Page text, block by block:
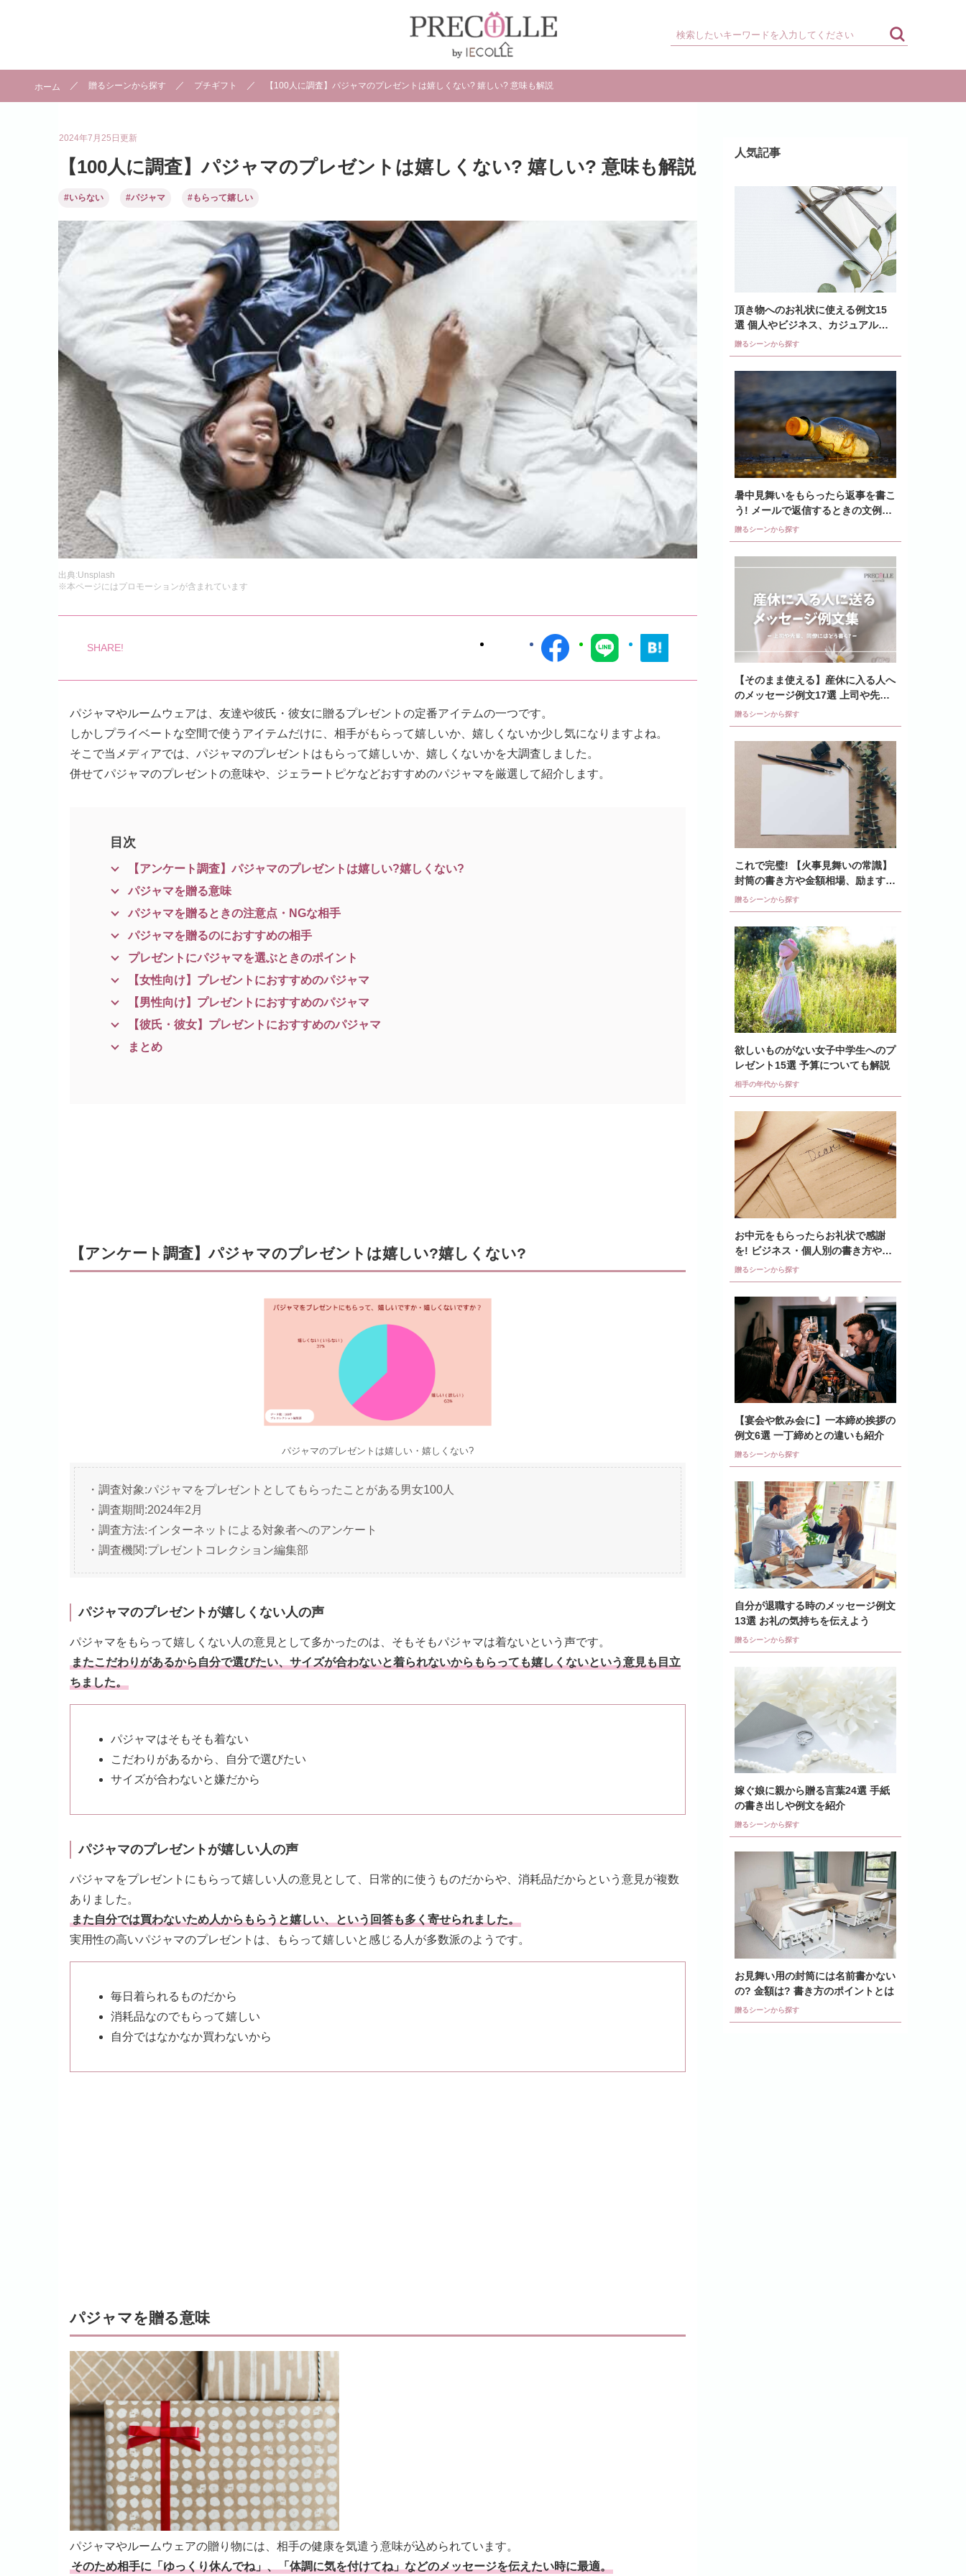
ホーム 贈るシーンから探す プチギフト 【100人に調査】パジャマのプレゼントは嬉しくない? 嬉しい? 意味も解説
2024年7月25日更新
【100人に調査】パジャマのプレゼントは嬉しくない? 嬉しい? 意味も解説
#いらない #パジャマ #もらって嬉しい
出典:Unsplash
※本ページにはプロモーションが含まれています
パジャマやルームウェアは、友達や彼氏・彼女に贈るプレゼントの定番アイテムの一つです。
しかしプライベートな空間で使うアイテムだけに、相手がもらって嬉しいか、嬉しくないか少し気になりますよね。
そこで当メディアでは、パジャマのプレゼントはもらって嬉しいか、嬉しくないかを大調査しました。
併せてパジャマのプレゼントの意味や、ジェラートピケなどおすすめのパジャマを厳選して紹介します。
目次
【アンケート調査】パジャマのプレゼントは嬉しい?嬉しくない?
パジャマを贈る意味
パジャマを贈るときの注意点・NGな相手
パジャマを贈るのにおすすめの相手
プレゼントにパジャマを選ぶときのポイント
【女性向け】プレゼントにおすすめのパジャマ
【男性向け】プレゼントにおすすめのパジャマ
【彼氏・彼女】プレゼントにおすすめのパジャマ
まとめ
【アンケート調査】パジャマのプレゼントは嬉しい?嬉しくない?
パジャマのプレゼントは嬉しい・嬉しくない?
・調査対象:パジャマをプレゼントとしてもらったことがある男女100人
・調査期間:2024年2月
・調査方法:インターネットによる対象者へのアンケート
・調査機関:プレゼントコレクション編集部
パジャマのプレゼントが嬉しくない人の声
パジャマをもらって嬉しくない人の意見として多かったのは、そもそもパジャマは着ないという声です。
またこだわりがあるから自分で選びたい、サイズが合わないと着られないからもらっても嬉しくないという意見も目立
ちました。
パジャマはそもそも着ない
こだわりがあるから、自分で選びたい
サイズが合わないと嫌だから
パジャマのプレゼントが嬉しい人の声
パジャマをプレゼントにもらって嬉しい人の意見として、日常的に使うものだからや、消耗品だからという意見が複数
ありました。
また自分では買わないため人からもらうと嬉しい、という回答も多く寄せられました。
実用性の高いパジャマのプレゼントは、もらって嬉しいと感じる人が多数派のようです。
毎日着られるものだから
消耗品なのでもらって嬉しい
自分ではなかなか買わないから
パジャマを贈る意味
パジャマやルームウェアの贈り物には、相手の健康を気遣う意味が込められています。
そのため相手に「ゆっくり休んでね」、「体調に気を付けてね」などのメッセージを伝えたい時に最適。
人気記事
頂き物へのお礼状に使える例文15
選 個人やビジネス、カジュアル文
例など紹介
贈るシーンから探す
暑中見舞いをもらったら返事を書こ
う! メールで返信するときの文例を
紹介
贈るシーンから探す
【そのまま使える】産休に入る人へ
のメッセージ例文17選 上司や先
輩、同僚はどう書く?
贈るシーンから探す
これで完璧! 【火事見舞いの常識】
封筒の書き方や金額相場、励ます言
葉の文例も紹介
贈るシーンから探す
欲しいものがない女子中学生へのプ
レゼント15選 予算についても解説
相手の年代から探す
お中元をもらったらお礼状で感謝
を! ビジネス・個人別の書き方や例
文も紹介
贈るシーンから探す
【宴会や飲み会に】一本締め挨拶の
例文6選 一丁締めとの違いも紹介
贈るシーンから探す
自分が退職する時のメッセージ例文
13選 お礼の気持ちを伝えよう
贈るシーンから探す
嫁ぐ娘に親から贈る言葉24選 手紙
の書き出しや例文を紹介
贈るシーンから探す
お見舞い用の封筒には名前書かない
の? 金額は? 書き方のポイントとは
贈るシーンから探す